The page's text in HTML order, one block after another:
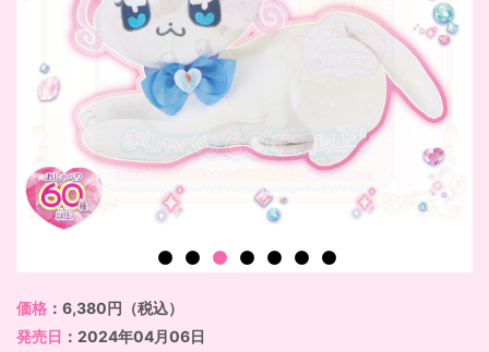
価格 ：6,380円（税込）
発売日 ：2024年04月06日